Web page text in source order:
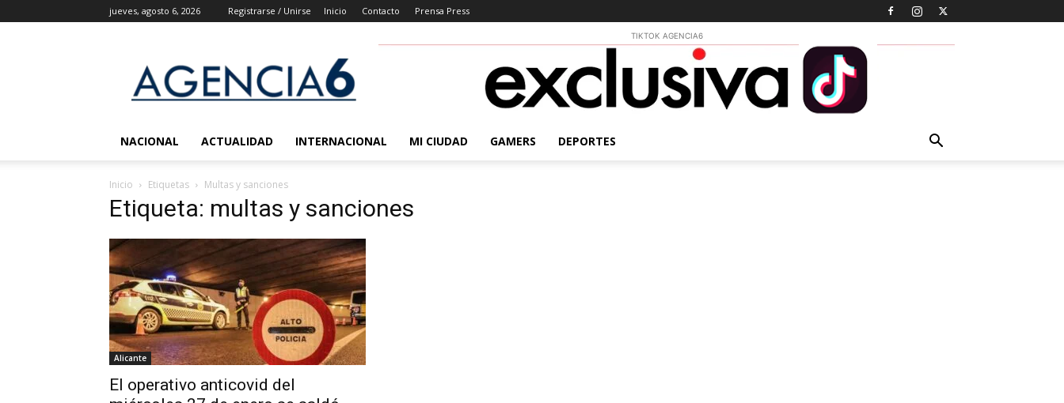
jueves, agosto 6, 2026 Registrarse / Unirse Inicio Contacto Prensa Press
6
Noticias
TIKTOK AGENCIA6
NACIONAL ACTUALIDAD INTERNACIONAL MI CIUDAD GAMERS DEPORTES
Inicio Etiquetas Multas y sanciones
Etiqueta: multas y sanciones
Alicante
El operativo anticovid del